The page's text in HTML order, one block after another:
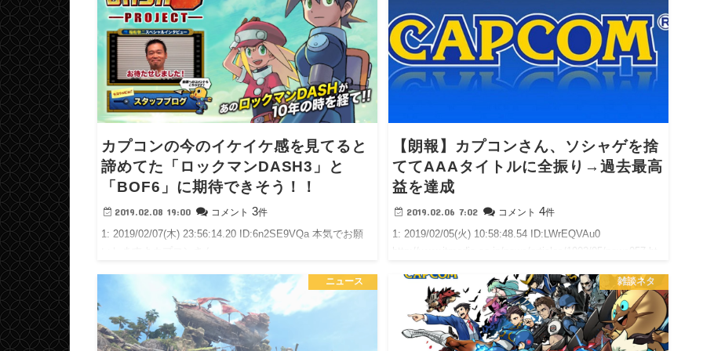
カプコンの今のイケイケ感を見てると
諦めてた「ロックマンDASH3」と
「BOF6」に期待できそう！！
2019.02.08 19:00 コメント 3件
1: 2019/02/07(木) 23:56:14.20 ID:6n2SE9VQa 本気でお願
【朗報】カプコンさん、ソシャゲを捨
ててAAAタイトルに全振り→過去最高
益を達成
2019.02.06 7:02 コメント 4件
1: 2019/02/05(火) 10:58:48.54 ID:LWrEQVAu0
http://www.itmedia.co.jp/news/articles/1902/05/news057.ht
ニュース 雑談ネタ